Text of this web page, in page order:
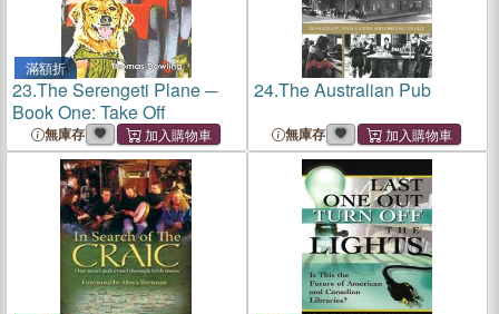
滿額折
23.The Serengeti Plane ─
Book One: Take Off
無庫存
24.The Australian Pub
無庫存